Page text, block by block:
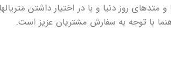
متدهای روز دنیا و با در اختیار داشتن
با توجه به سفارش مشتریان عزیز است.